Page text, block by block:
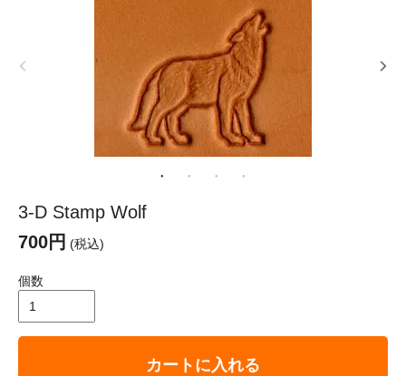
3-D Stamp Wolf
700円 (税込)
個数
カートに入れる